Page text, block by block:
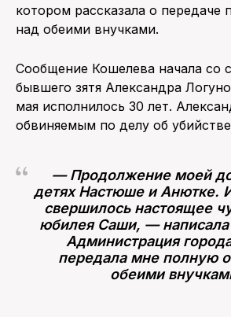
котором рассказала о передаче
над обеими внучками.
Сообщение Кошелева начала со
бывшего зятя Александра
мая исполнилось 30 лет.
обвиняемым по делу об
— Продолжение моей
детях Настюше и Анютке.
свершилось настоящее
юбилея Саши, —
Администрация
передала мне полную
обеими